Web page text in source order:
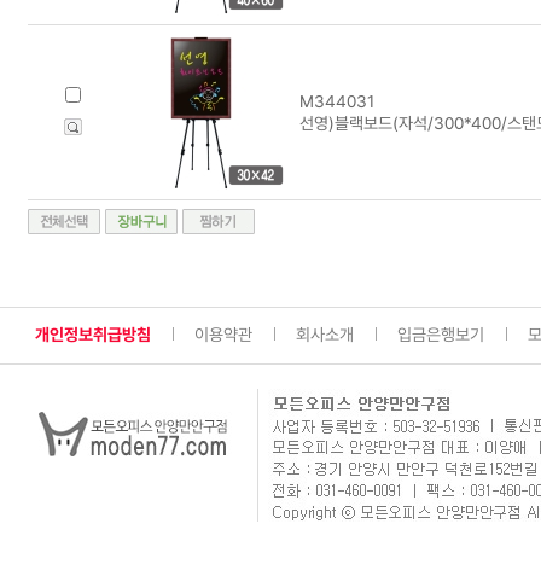
M344031
선영)블랙보드(자석/300*400/스탠
개인정보취급방침 이용약관 회사소개 입금은행보기